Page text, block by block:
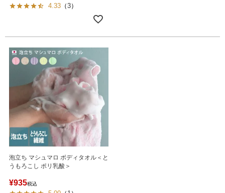
4.33 （3）
泡立ち マシュマロ ボディタオル＜と
うもろこし ポリ乳酸＞
¥935税込